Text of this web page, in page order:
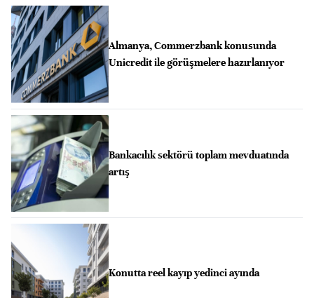
Almanya, Commerzbank konusunda
Unicredit ile görüşmelere hazırlanıyor
Bankacılık sektörü toplam mevduatında
artış
Konutta reel kayıp yedinci ayında